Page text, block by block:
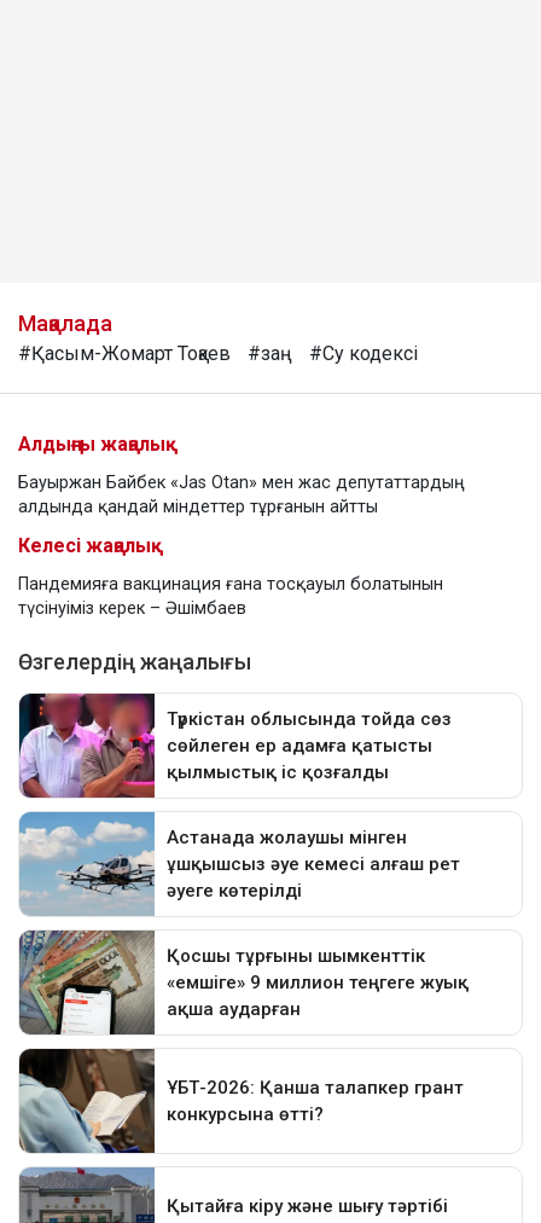
Мақалада
#Қасым-Жомарт Тоқаев #заң #Су кодексі
Алдыңғы жаңалық
Бауыржан Байбек «Jas Otan» мен жас депутаттардың
алдында қандай міндеттер тұрғанын айтты
Келесі жаңалық
Пандемияға вакцинация ғана тосқауыл болатынын
түсінуіміз керек – Әшімбаев